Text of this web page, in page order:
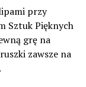
przy
Sztuk Pięknych
grę na
zawsze na